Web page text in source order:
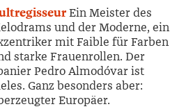
Ein Meister des
und der Moderne, ein
mit Faible für Farben
starke Frauenrollen. Der
Pedro Almodóvar ist
Ganz besonders aber:
Europäer.